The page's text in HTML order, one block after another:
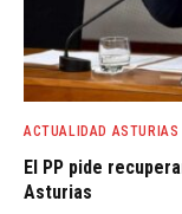
ACTUALIDAD ASTURIAS
El PP pide
Asturias